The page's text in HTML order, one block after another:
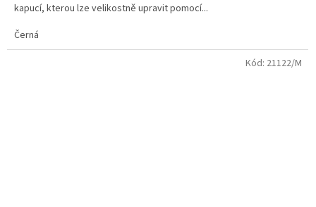
hvězdiček.
kapucí, kterou lze velikostně upravit pomocí...
Černá
Kód: 21122/M